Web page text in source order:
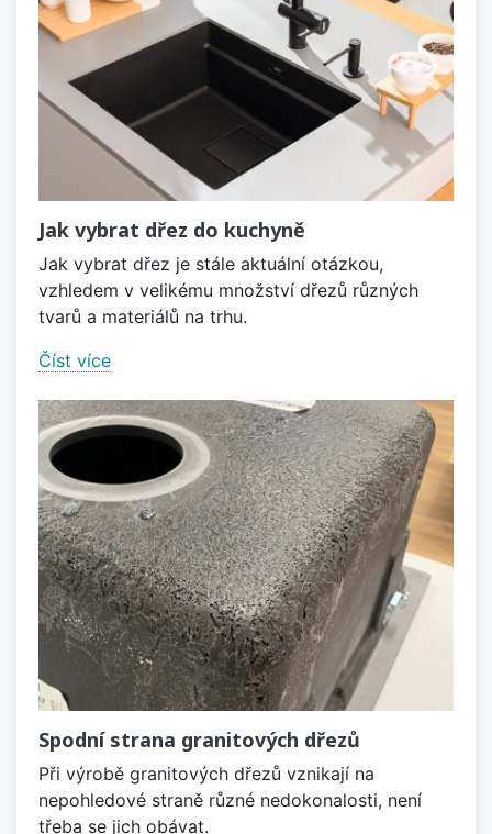
Jak vybrat dřez do kuchyně
Jak vybrat dřez je stále aktuální otázkou,
vzhledem v velikému množství dřezů různých
tvarů a materiálů na trhu.
Číst více
Spodní strana granitových dřezů
Při výrobě granitových dřezů vznikají na
nepohledové straně různé nedokonalosti, není
třeba se jich obávat.